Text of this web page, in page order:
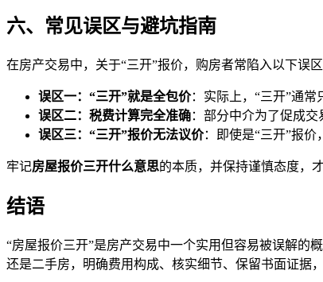
六、常见误区与避坑指南
在房产交易中，关于“三开”报价，购房者常陷入以下误区
误区一：“三开”就是全包价：实际上，“三开”通常
误区二：税费计算完全准确：部分中介为了促成交
误区三：“三开”报价无法议价：即使是“三开”报价
牢记房屋报价三开什么意思的本质，并保持谨慎态度，
结语
“房屋报价三开”是房产交易中一个实用但容易被误解的
还是二手房，明确费用构成、核实细节、保留书面证据